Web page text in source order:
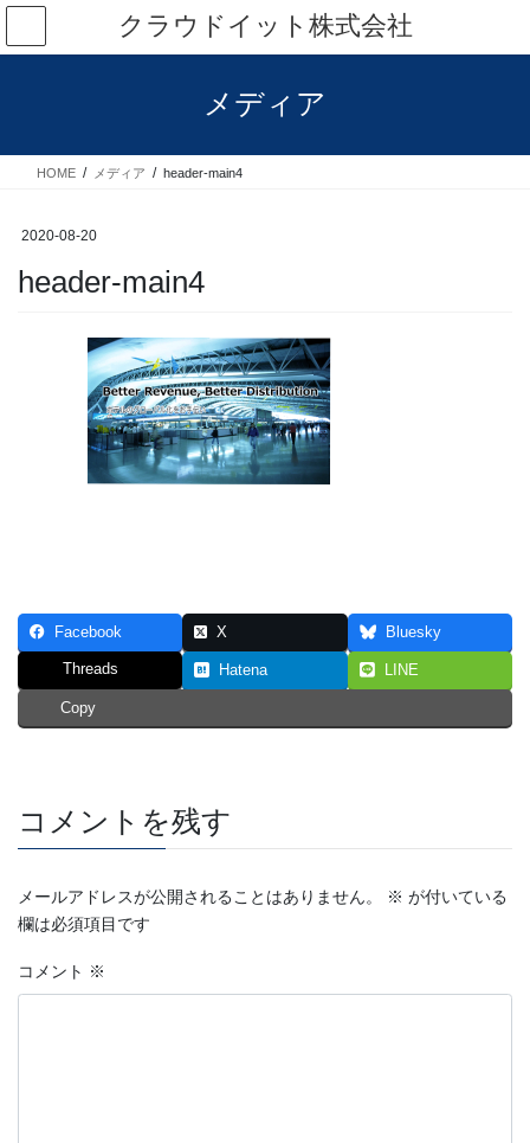
コ
テ
ス
ナ
ゲ
ン
クラウドイット株式会社
メディア
HOME メディア header-main4
2020-08-20
header-main4
Facebook X Bluesky
Threads Hatena LINE
Copy
コメントを残す
メールアドレスが公開されることはありません。 ※ が付いている
欄は必須項目です
コメント ※